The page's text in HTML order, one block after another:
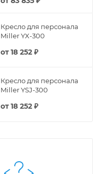
Кресло для персонала
Miller YX-300
от18 252 ₽
Кресло для персонала
Miller YSJ-300
от18 252 ₽